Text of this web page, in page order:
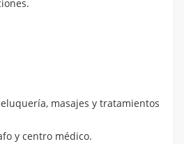
masajes y tratamientos
y centro médico.